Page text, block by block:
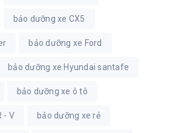
bảo dưỡng xe CX5
bảo dưỡng xe Ford
bảo dưỡng xe Hyundai santafe
bảo dưỡng xe ô tô
- V bảo dưỡng xe rẻ